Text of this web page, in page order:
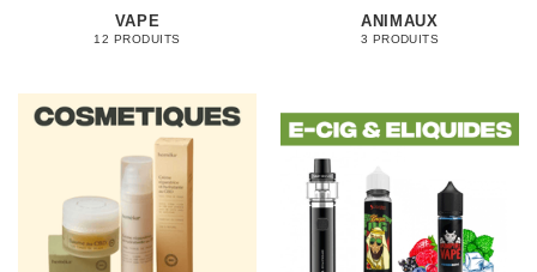
VAPE
12 PRODUITS
ANIMAUX
3 PRODUITS